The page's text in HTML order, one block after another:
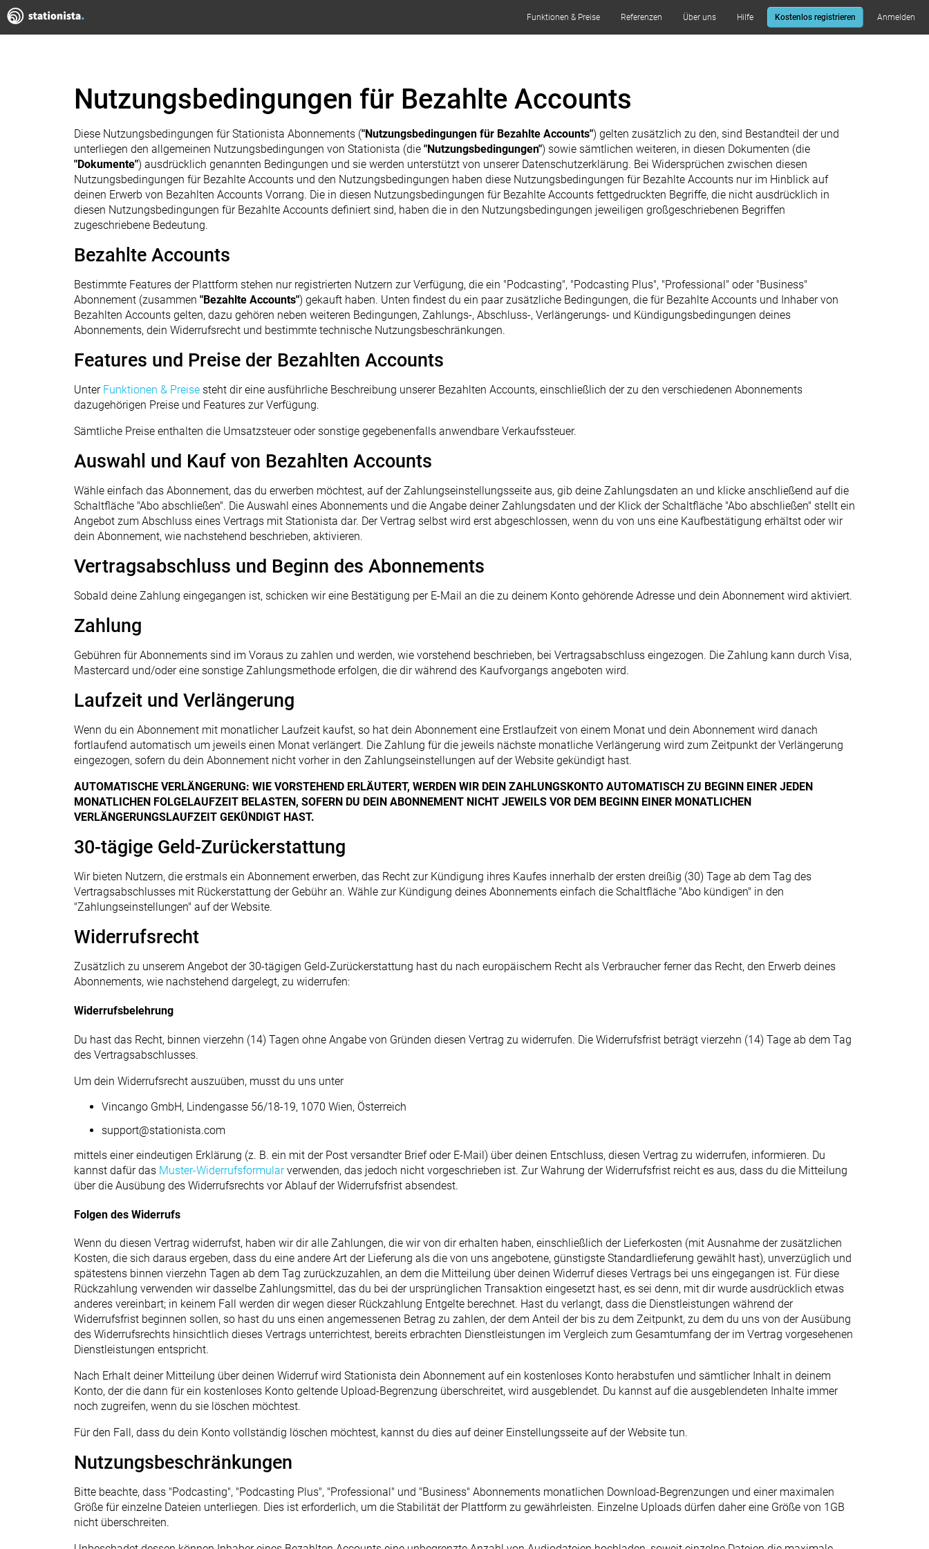
Funktionen & Preise Referenzen Über uns Hilfe Kostenlos registrieren Anmelden
Nutzungsbedingungen für Bezahlte Accounts
Diese Nutzungsbedingungen für Stationista Abonnements ("Nutzungsbedingungen für Bezahlte Accounts") gelten zusätzlich zu den, sind Bestandteil der und
unterliegen den allgemeinen Nutzungsbedingungen von Stationista (die "Nutzungsbedingungen") sowie sämtlichen weiteren, in diesen Dokumenten (die
"Dokumente") ausdrücklich genannten Bedingungen und sie werden unterstützt von unserer Datenschutzerklärung. Bei Widersprüchen zwischen diesen
Nutzungsbedingungen für Bezahlte Accounts und den Nutzungsbedingungen haben diese Nutzungsbedingungen für Bezahlte Accounts nur im Hinblick auf
deinen Erwerb von Bezahlten Accounts Vorrang. Die in diesen Nutzungsbedingungen für Bezahlte Accounts fettgedruckten Begriffe, die nicht ausdrücklich in
diesen Nutzungsbedingungen für Bezahlte Accounts definiert sind, haben die in den Nutzungsbedingungen jeweiligen großgeschriebenen Begriffen
zugeschriebene Bedeutung.
Bezahlte Accounts
Bestimmte Features der Plattform stehen nur registrierten Nutzern zur Verfügung, die ein "Podcasting", "Podcasting Plus", "Professional" oder "Business"
Abonnement (zusammen "Bezahlte Accounts") gekauft haben. Unten findest du ein paar zusätzliche Bedingungen, die für Bezahlte Accounts und Inhaber von
Bezahlten Accounts gelten, dazu gehören neben weiteren Bedingungen, Zahlungs-, Abschluss-, Verlängerungs- und Kündigungsbedingungen deines
Abonnements, dein Widerrufsrecht und bestimmte technische Nutzungsbeschränkungen.
Features und Preise der Bezahlten Accounts
Unter Funktionen & Preise steht dir eine ausführliche Beschreibung unserer Bezahlten Accounts, einschließlich der zu den verschiedenen Abonnements
dazugehörigen Preise und Features zur Verfügung.
Sämtliche Preise enthalten die Umsatzsteuer oder sonstige gegebenenfalls anwendbare Verkaufssteuer.
Auswahl und Kauf von Bezahlten Accounts
Wähle einfach das Abonnement, das du erwerben möchtest, auf der Zahlungseinstellungsseite aus, gib deine Zahlungsdaten an und klicke anschließend auf die
Schaltfläche "Abo abschließen". Die Auswahl eines Abonnements und die Angabe deiner Zahlungsdaten und der Klick der Schaltfläche "Abo abschließen" stellt ein
Angebot zum Abschluss eines Vertrags mit Stationista dar. Der Vertrag selbst wird erst abgeschlossen, wenn du von uns eine Kaufbestätigung erhältst oder wir
dein Abonnement, wie nachstehend beschrieben, aktivieren.
Vertragsabschluss und Beginn des Abonnements
Sobald deine Zahlung eingegangen ist, schicken wir eine Bestätigung per E-Mail an die zu deinem Konto gehörende Adresse und dein Abonnement wird aktiviert.
Zahlung
Gebühren für Abonnements sind im Voraus zu zahlen und werden, wie vorstehend beschrieben, bei Vertragsabschluss eingezogen. Die Zahlung kann durch Visa,
Mastercard und/oder eine sonstige Zahlungsmethode erfolgen, die dir während des Kaufvorgangs angeboten wird.
Laufzeit und Verlängerung
Wenn du ein Abonnement mit monatlicher Laufzeit kaufst, so hat dein Abonnement eine Erstlaufzeit von einem Monat und dein Abonnement wird danach
fortlaufend automatisch um jeweils einen Monat verlängert. Die Zahlung für die jeweils nächste monatliche Verlängerung wird zum Zeitpunkt der Verlängerung
eingezogen, sofern du dein Abonnement nicht vorher in den Zahlungseinstellungen auf der Website gekündigt hast.
AUTOMATISCHE VERLÄNGERUNG: WIE VORSTEHEND ERLÄUTERT, WERDEN WIR DEIN ZAHLUNGSKONTO AUTOMATISCH ZU BEGINN EINER JEDEN
MONATLICHEN FOLGELAUFZEIT BELASTEN, SOFERN DU DEIN ABONNEMENT NICHT JEWEILS VOR DEM BEGINN EINER MONATLICHEN
VERLÄNGERUNGSLAUFZEIT GEKÜNDIGT HAST.
30-tägige Geld-Zurückerstattung
Wir bieten Nutzern, die erstmals ein Abonnement erwerben, das Recht zur Kündigung ihres Kaufes innerhalb der ersten dreißig (30) Tage ab dem Tag des
Vertragsabschlusses mit Rückerstattung der Gebühr an. Wähle zur Kündigung deines Abonnements einfach die Schaltfläche "Abo kündigen" in den
"Zahlungseinstellungen" auf der Website.
Widerrufsrecht
Zusätzlich zu unserem Angebot der 30-tägigen Geld-Zurückerstattung hast du nach europäischem Recht als Verbraucher ferner das Recht, den Erwerb deines
Abonnements, wie nachstehend dargelegt, zu widerrufen:
Widerrufsbelehrung
Du hast das Recht, binnen vierzehn (14) Tagen ohne Angabe von Gründen diesen Vertrag zu widerrufen. Die Widerrufsfrist beträgt vierzehn (14) Tage ab dem Tag
des Vertragsabschlusses.
Um dein Widerrufsrecht auszuüben, musst du uns unter
Vincango GmbH, Lindengasse 56/18-19, 1070 Wien, Österreich
support@stationista.com
mittels einer eindeutigen Erklärung (z. B. ein mit der Post versandter Brief oder E-Mail) über deinen Entschluss, diesen Vertrag zu widerrufen, informieren. Du
kannst dafür das Muster-Widerrufsformularverwenden, das jedoch nicht vorgeschrieben ist. Zur Wahrung der Widerrufsfrist reicht es aus, dass du die Mitteilung
über die Ausübung des Widerrufsrechts vor Ablauf der Widerrufsfrist absendest.
Folgen des Widerrufs
Wenn du diesen Vertrag widerrufst, haben wir dir alle Zahlungen, die wir von dir erhalten haben, einschließlich der Lieferkosten (mit Ausnahme der zusätzlichen
Kosten, die sich daraus ergeben, dass du eine andere Art der Lieferung als die von uns angebotene, günstigste Standardlieferung gewählt hast), unverzüglich und
spätestens binnen vierzehn Tagen ab dem Tag zurückzuzahlen, an dem die Mitteilung über deinen Widerruf dieses Vertrags bei uns eingegangen ist. Für diese
Rückzahlung verwenden wir dasselbe Zahlungsmittel, das du bei der ursprünglichen Transaktion eingesetzt hast, es sei denn, mit dir wurde ausdrücklich etwas
anderes vereinbart; in keinem Fall werden dir wegen dieser Rückzahlung Entgelte berechnet. Hast du verlangt, dass die Dienstleistungen während der
Widerrufsfrist beginnen sollen, so hast du uns einen angemessenen Betrag zu zahlen, der dem Anteil der bis zu dem Zeitpunkt, zu dem du uns von der Ausübung
des Widerrufsrechts hinsichtlich dieses Vertrags unterrichtest, bereits erbrachten Dienstleistungen im Vergleich zum Gesamtumfang der im Vertrag vorgesehenen
Dienstleistungen entspricht.
Nach Erhalt deiner Mitteilung über deinen Widerruf wird Stationista dein Abonnement auf ein kostenloses Konto herabstufen und sämtlicher Inhalt in deinem
Konto, der die dann für ein kostenloses Konto geltende Upload-Begrenzung überschreitet, wird ausgeblendet. Du kannst auf die ausgeblendeten Inhalte immer
noch zugreifen, wenn du sie löschen möchtest.
Für den Fall, dass du dein Konto vollständig löschen möchtest, kannst du dies auf deiner Einstellungsseite auf der Website tun.
Nutzungsbeschränkungen
Bitte beachte, dass "Podcasting", "Podcasting Plus", "Professional" und "Business" Abonnements monatlichen Download-Begrenzungen und einer maximalen
Größe für einzelne Dateien unterliegen. Dies ist erforderlich, um die Stabilität der Plattform zu gewährleisten. Einzelne Uploads dürfen daher eine Größe von 1GB
nicht überschreiten.